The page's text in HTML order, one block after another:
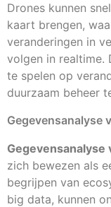
Drones kunnen
kaart brengen,
veranderingen in
volgen in realtime.
te spelen op
duurzaam beheer
Gegevensanalyse
zich bewezen als
begrijpen van
big data, kunnen